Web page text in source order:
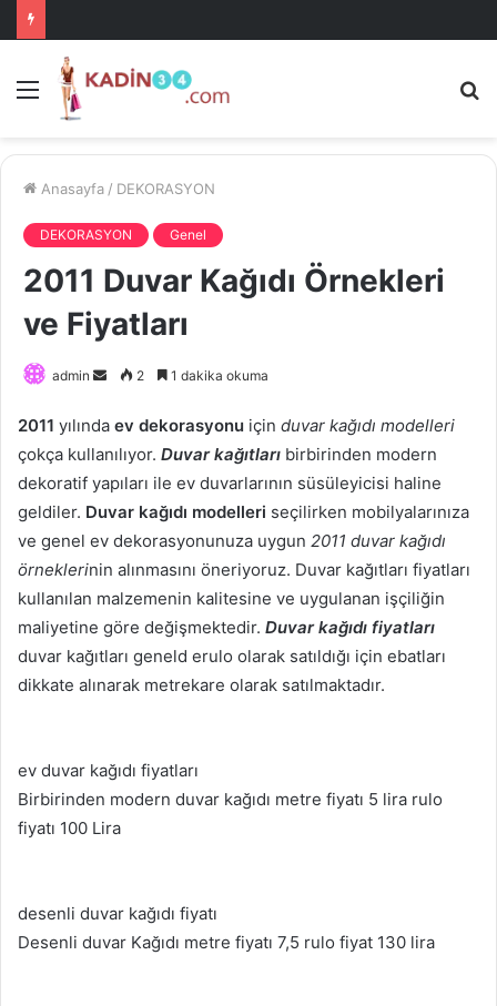
Menü
Anasayfa / DEKORASYON
DEKORASYON Genel
2011 Duvar Kağıdı Örnekleri
ve Fiyatları
admin
Bir
posta
göndermek
2 1 dakika okuma
2011 yılında ev dekorasyonu için duvar kağıdı modelleri
çokça kullanılıyor. Duvar kağıtları birbirinden modern
dekoratif yapıları ile ev duvarlarının süsüleyicisi haline
geldiler. Duvar kağıdı modelleri seçilirken mobilyalarınıza
ve genel ev dekorasyonunuza uygun 2011 duvar kağıdı
örneklerinin alınmasını öneriyoruz. Duvar kağıtları fiyatları
kullanılan malzemenin kalitesine ve uygulanan işçiliğin
maliyetine göre değişmektedir. Duvar kağıdı fiyatları
duvar kağıtları geneld erulo olarak satıldığı için ebatları
dikkate alınarak metrekare olarak satılmaktadır.
ev duvar kağıdı fiyatları
Birbirinden modern duvar kağıdı metre fiyatı 5 lira rulo
fiyatı 100 Lira
desenli duvar kağıdı fiyatı
Desenli duvar Kağıdı metre fiyatı 7,5 rulo fiyat 130 lira